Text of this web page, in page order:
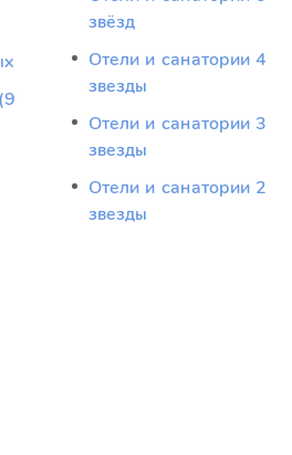
звёзд
Отели и санатории 4
звезды
Отели и санатории 3
звезды
Отели и санатории 2
звезды